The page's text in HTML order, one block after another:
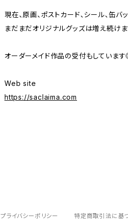
現在、原画、ポストカード、シール、缶バ
まだまだオリジナルグッズは増え続けま
オーダーメイド作品の受付もしていま
Web site
https://saclaima.com
プライバシーポリシー 特定商取引法に基